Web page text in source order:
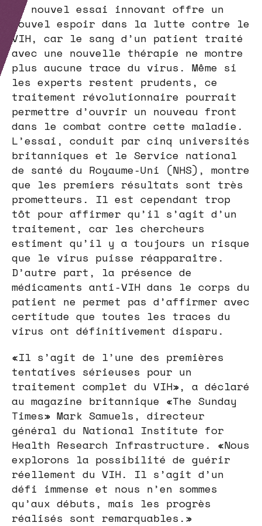
Un nouvel essai innovant offre un
nouvel espoir dans la lutte contre le
VIH, car le sang d’un patient traité
avec une nouvelle thérapie ne montre
plus aucune trace du virus. Même si
les experts restent prudents, ce
traitement révolutionnaire pourrait
permettre d’ouvrir un nouveau front
dans le combat contre cette maladie.
L’essai, conduit par cinq universités
britanniques et le Service national
de santé du Royaume-Uni (NHS), montre
que les premiers résultats sont très
prometteurs. Il est cependant trop
tôt pour affirmer qu’il s’agit d’un
traitement, car les chercheurs
estiment qu’il y a toujours un risque
que le virus puisse réapparaître.
D’autre part, la présence de
médicaments anti-VIH dans le corps du
patient ne permet pas d’affirmer avec
certitude que toutes les traces du
virus ont définitivement disparu.
«Il s’agit de l’une des premières
tentatives sérieuses pour un
traitement complet du VIH», a déclaré
au magazine britannique «The Sunday
Times» Mark Samuels, directeur
général du National Institute for
Health Research Infrastructure. «Nous
explorons la possibilité de guérir
réellement du VIH. Il s’agit d’un
défi immense et nous n’en sommes
qu’aux débuts, mais les progrès
réalisés sont remarquables.»